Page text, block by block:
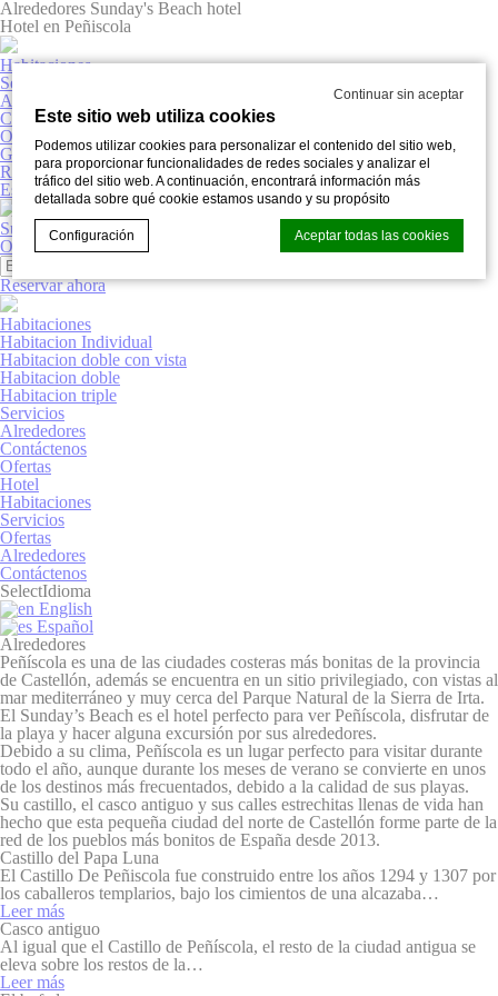
Continuar sin aceptar
Este sitio web utiliza cookies
Podemos utilizar cookies para personalizar el contenido del sitio web,
para proporcionar funcionalidades de redes sociales y analizar el
tráfico del sitio web. A continuación, encontrará información más
detallada sobre qué cookie estamos usando y su propósito
Configuración Aceptar todas las cookies
Declaración de cookies de
actualización:% lastupdate%.
¿Qué son las cookies?
Las cookies son pequeños fragmentos de información
del usuario. Acepte todas las cookies o elija qué categorías
desea permitir.
Las cookies necesarias permiten que el sitio web se
comporte correctamente habilitando funcionalidades
básicas como inicios de sesión en áreas privadas o la
navegación del sitio web
No hay cookies de este tipo
Preferencias
Las cookies de preferencia permiten guardar las
preferencias del usuario para la próxima visita. Por
ejemplo, pueden contener el idioma del usuario.
Nombre Proveedor Propósito
_deCookiesConsentDeleteKey
D-edge
Consent
Remember user's
and consent
Identifier.
Consent
consent on Cookies
and consent
Alrededores Sunday's Beach hotel
Hotel en Peñiscola
Habitaciones
Servicios
Alrededores
Contáctenos
Ofertas
Galeria
Reservar ahora
Español
Sunday’s Beach Hotel
Ofertas
Galeria
Reservar ahora
Habitaciones
Habitacion Individual
Habitacion doble con vista
Habitacion doble
Habitacion triple
Servicios
Alrededores
Contáctenos
Ofertas
Hotel
Habitaciones
Servicios
Ofertas
Alrededores
Contáctenos
SelectIdioma
English
Español
Alrededores
Peñíscola es una de las ciudades costeras más bonitas de la provincia
de Castellón, además se encuentra en un sitio privilegiado, con vistas al
mar mediterráneo y muy cerca del Parque Natural de la Sierra de Irta.
El Sunday’s Beach es el hotel perfecto para ver Peñíscola, disfrutar de
la playa y hacer alguna excursión por sus alrededores.
Debido a su clima, Peñíscola es un lugar perfecto para visitar durante
todo el año, aunque durante los meses de verano se convierte en unos
de los destinos más frecuentados, debido a la calidad de sus playas.
Su castillo, el casco antiguo y sus calles estrechitas llenas de vida han
hecho que esta pequeña ciudad del norte de Castellón forme parte de la
red de los pueblos más bonitos de España desde 2013.
Castillo del Papa Luna
El Castillo De Peñiscola fue construido entre los años 1294 y 1307 por
los caballeros templarios, bajo los cimientos de una alcazaba…
Leer más
Casco antiguo
Al igual que el Castillo de Peñíscola, el resto de la ciudad antigua se
eleva sobre los restos de la…
Leer más